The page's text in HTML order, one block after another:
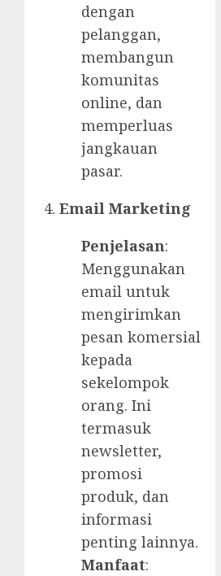
dengan
pelanggan,
membangun
komunitas
online, dan
memperluas
jangkauan
pasar.
Email Marketing
Penjelasan:
Menggunakan
email untuk
mengirimkan
pesan komersial
kepada
sekelompok
orang. Ini
termasuk
newsletter,
promosi
produk, dan
informasi
penting lainnya.
Manfaat: